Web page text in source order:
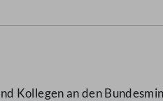
Kollegen an den